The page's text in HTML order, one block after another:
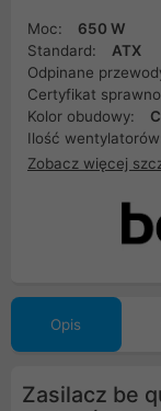
Moc:
650 W
Standard:
ATX
Odpinane
Certyfikat
Kolor obudowy:
Ilość
Zobacz więcej
Opis
Zasilacz be